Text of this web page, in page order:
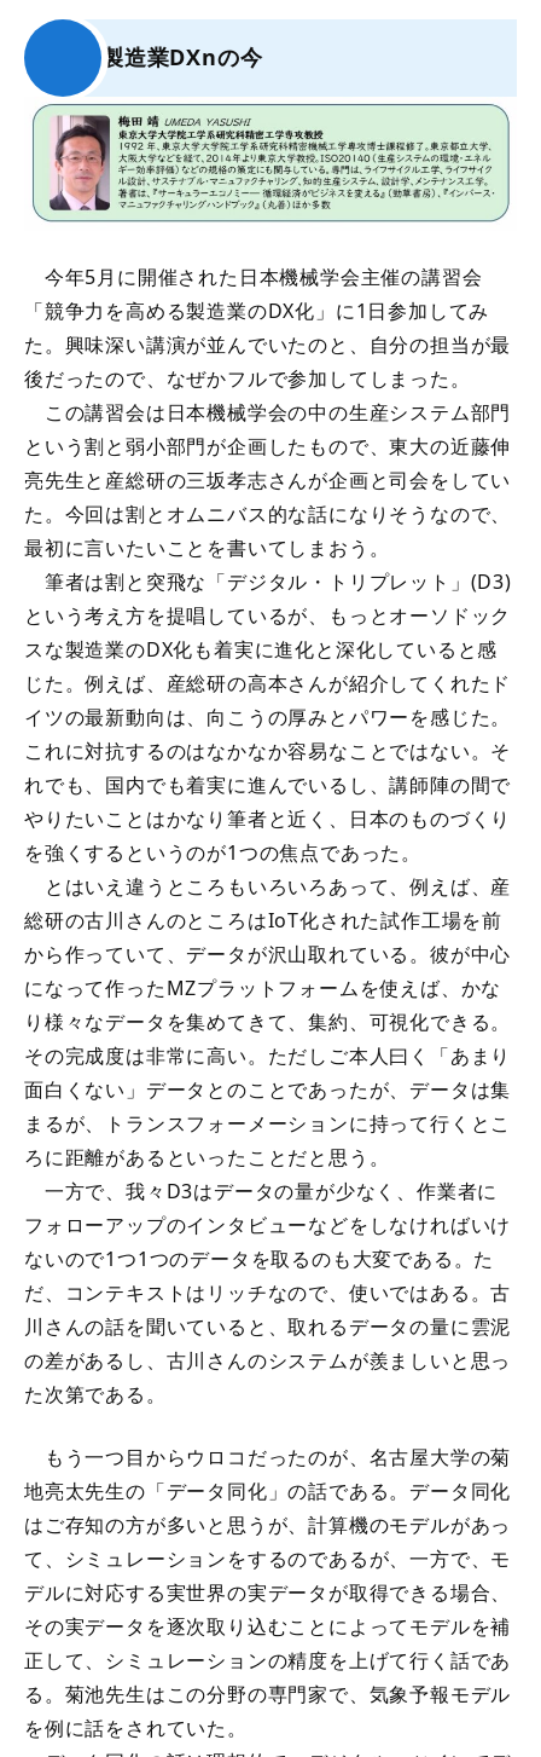
製造業DXnの今
今年5月に開催された日本機械学会主催の講習会
「競争力を高める製造業のDX化」に1日参加してみ
た。興味深い講演が並んでいたのと、自分の担当が最
後だったので、なぜかフルで参加してしまった。
この講習会は日本機械学会の中の生産システム部門
という割と弱小部門が企画したもので、東大の近藤伸
亮先生と産総研の三坂孝志さんが企画と司会をしてい
た。今回は割とオムニバス的な話になりそうなので、
最初に言いたいことを書いてしまおう。
筆者は割と突飛な「デジタル・トリプレット」(D3)
という考え方を提唱しているが、もっとオーソドック
スな製造業のDX化も着実に進化と深化していると感
じた。例えば、産総研の高本さんが紹介してくれたド
イツの最新動向は、向こうの厚みとパワーを感じた。
これに対抗するのはなかなか容易なことではない。そ
れでも、国内でも着実に進んでいるし、講師陣の間で
やりたいことはかなり筆者と近く、日本のものづくり
を強くするというのが1つの焦点であった。
とはいえ違うところもいろいろあって、例えば、産
総研の古川さんのところはIoT化された試作工場を前
から作っていて、データが沢山取れている。彼が中心
になって作ったMZプラットフォームを使えば、かな
り様々なデータを集めてきて、集約、可視化できる。
その完成度は非常に高い。ただしご本人曰く「あまり
面白くない」データとのことであったが、データは集
まるが、トランスフォーメーションに持って行くとこ
ろに距離があるといったことだと思う。
一方で、我々D3はデータの量が少なく、作業者に
フォローアップのインタビューなどをしなければいけ
ないので1つ1つのデータを取るのも大変である。た
だ、コンテキストはリッチなので、使いではある。古
川さんの話を聞いていると、取れるデータの量に雲泥
の差があるし、古川さんのシステムが羨ましいと思っ
た次第である。
もう一つ目からウロコだったのが、名古屋大学の菊
地亮太先生の「データ同化」の話である。データ同化
はご存知の方が多いと思うが、計算機のモデルがあっ
て、シミュレーションをするのであるが、一方で、モ
デルに対応する実世界の実データが取得できる場合、
その実データを逐次取り込むことによってモデルを補
正して、シミュレーションの精度を上げて行く話であ
る。菊池先生はこの分野の専門家で、気象予報モデル
を例に話をされていた。